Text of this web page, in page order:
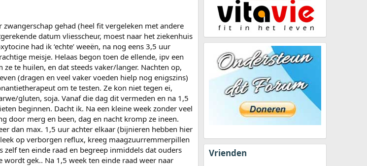
gehad (heel fit vergeleken met andere
datum vliesscheur, moest naar het ziekenhuis
had ik ‘echte’ weeën, na nog eens 3,5 uur
meisje. Helaas begon toen de ellende, ipv een
te huilen, en dat steeds vaker/langer. Nachten op,
(dragen en veel vaker voeden hielp nog enigszins)
om te testen. Ze kon niet tegen ei,
gluten, soja. Vanaf die dag dit vermeden en na 1,5
beginnen. Dacht ik. Na een kleine week zonder veel
door merg en been, dag en nacht kromp ze ineen.
dan max. 1,5 uur achter elkaar (bijnieren hebben hier
op verborgen reflux, kreeg maagzuurremmerpillen
ten einde raad en begreep inmiddels dat ouders
gek.. Na 1,5 week ten einde raad weer naar
Vrienden